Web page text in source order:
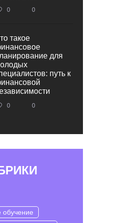
0 0
такое
для
путь к
0 0
обучение